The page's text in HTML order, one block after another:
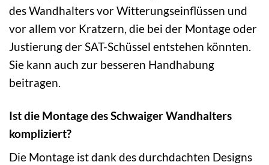
des Wandhalters vor Witterungseinflüssen und
vor allem vor Kratzern, die bei der Montage oder
Justierung der SAT-Schüssel entstehen könnten.
Sie kann auch zur besseren Handhabung
beitragen.
Ist die Montage des Schwaiger Wandhalters
kompliziert?
Die Montage ist dank des durchdachten Designs